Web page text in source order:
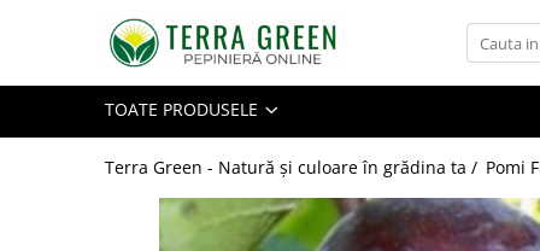
TOATE PRODUSELE
Terra Green - Natură și culoare în grădina ta / Pomi